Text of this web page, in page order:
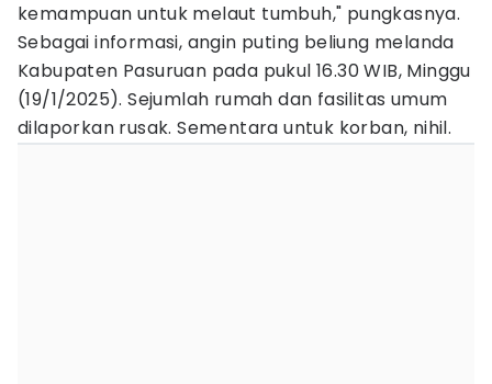
kemampuan untuk melaut tumbuh," pungkasnya.
Sebagai informasi, angin puting beliung melanda
Kabupaten Pasuruan pada pukul 16.30 WIB, Minggu
(19/1/2025). Sejumlah rumah dan fasilitas umum
dilaporkan rusak. Sementara untuk korban, nihil.